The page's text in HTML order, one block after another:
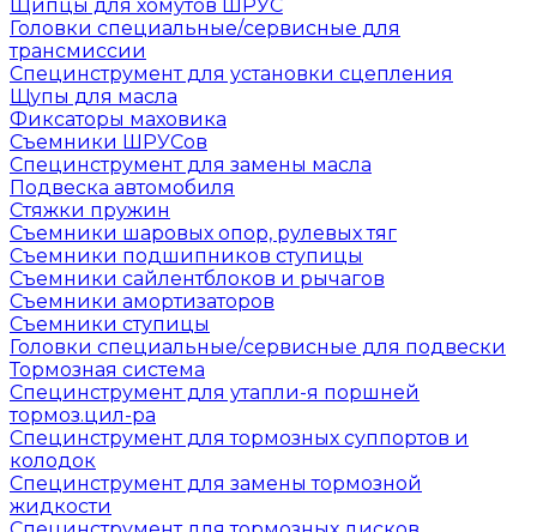
Щипцы для хомутов ШРУС
Головки специальные/сервисные для
трансмиссии
Специнструмент для установки сцепления
Щупы для масла
Фиксаторы маховика
Съемники ШРУСов
Специнструмент для замены масла
Подвеска автомобиля
Стяжки пружин
Съемники шаровых опор, рулевых тяг
Съемники подшипников ступицы
Съемники сайлентблоков и рычагов
Съемники амортизаторов
Съемники ступицы
Головки специальные/сервисные для подвески
Тормозная система
Специнструмент для утапли-я поршней
тормоз.цил-ра
Специнструмент для тормозных суппортов и
колодок
Специнструмент для замены тормозной
жидкости